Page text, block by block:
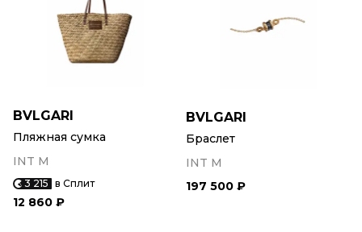
BVLGARI
Пляжная сумка
INT M
3 215 в Сплит
12 860 ₽
BVLGARI
Браслет
INT M
197 500 ₽